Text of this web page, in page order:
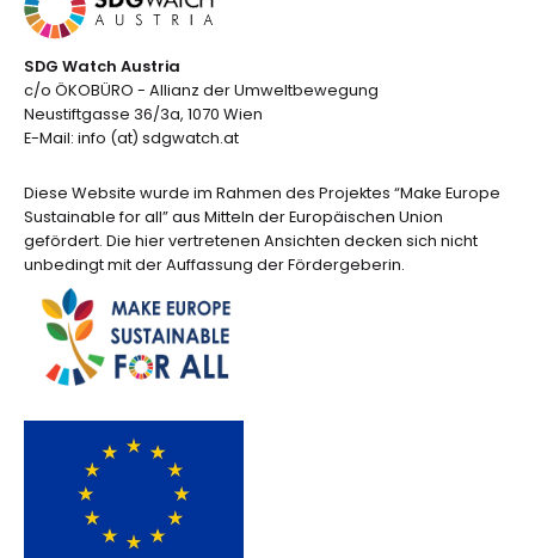
SDG Watch Austria
c/o ÖKOBÜRO - Allianz der Umweltbewegung
Neustiftgasse 36/3a, 1070 Wien
E-Mail: info (at) sdgwatch.at
Diese Website wurde im Rahmen des Projektes “Make Europe
Sustainable for all” aus Mitteln der Europäischen Union
gefördert. Die hier vertretenen Ansichten decken sich nicht
unbedingt mit der Auffassung der Fördergeberin.